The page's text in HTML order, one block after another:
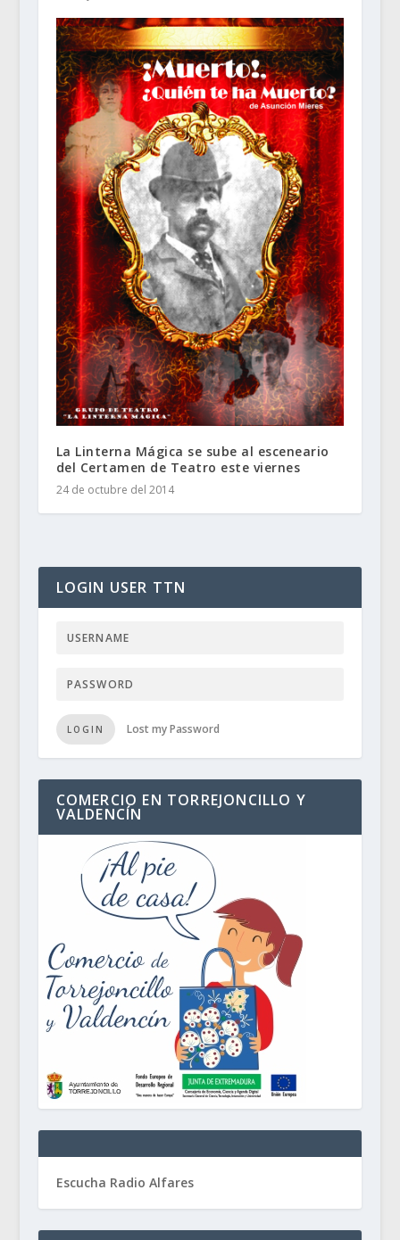
La Linterna Mágica se sube al esceneario
del Certamen de Teatro este viernes
24 de octubre del 2014
LOGIN USER TTN
LOGIN Lost my Password
COMERCIO EN TORREJONCILLO Y
VALDENCÍN
Escucha Radio Alfares